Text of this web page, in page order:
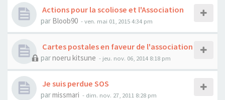
Actions pour la scoliose et l'Association
par Bloob90 - ven. mai 01, 2015 4:34 pm
Cartes postales en faveur de l'association
parnoeru kitsune - jeu. nov. 06, 2014 8:18 pm
Je suis perdue SOS
parmissmari - dim. nov. 27, 2011 8:28 pm